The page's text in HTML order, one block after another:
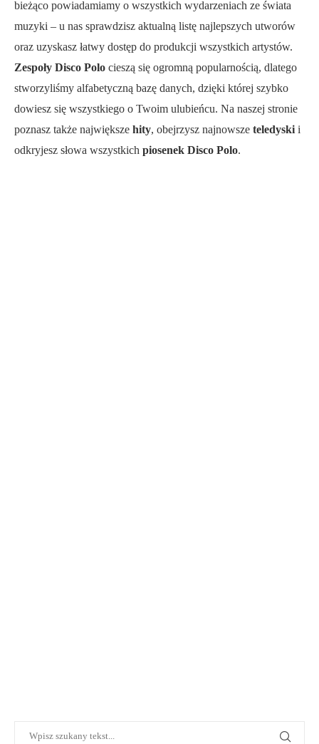
bieżąco powiadamiamy o wszystkich wydarzeniach ze świata
muzyki – u nas sprawdzisz aktualną listę najlepszych utworów
oraz uzyskasz łatwy dostęp do produkcji wszystkich artystów.
Zespoły Disco Polo cieszą się ogromną popularnością, dlatego
stworzyliśmy alfabetyczną bazę danych, dzięki której szybko
dowiesz się wszystkiego o Twoim ulubieńcu. Na naszej stronie
poznasz także największe hity, obejrzysz najnowsze teledyski i
odkryjesz słowa wszystkich piosenek Disco Polo.